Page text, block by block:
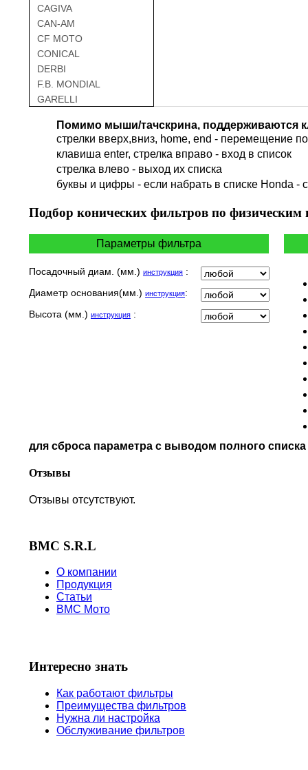
CAGIVA
CAN-AM
CF MOTO
CONICAL
DERBI
F.B. MONDIAL
GARELLI
GILERA
HARLEY DAVIDSON
HERO
HUSQVARNA
INDIAN
KEEWAY
MBK
MOTO GUZZI
TVS
Помимо мыши/тачскрина, поддерживаются
стрелки вверх,вниз, home, end - перемещение
клавиша enter, стрелка вправо - вход в список
cтрелка влево - выход их списка
буквы и цифры - если набрать в списке Honda -
Подбор конических фильтров по физическим
Параметры фильтра
Посадочный диам. (мм.) инструкция :
Диаметр основания(мм.) инструкция:
Высота (мм.) инструкция :
для сброса параметра с выводом полного
Отзывы
Отзывы отсутствуют.
BMC S.R.L
О компании
Продукция
Статьи
BMC Мото
Интересно знать
Как работают фильтры
Преимущества фильтров
Нужна ли настройка
Обслуживание фильтров